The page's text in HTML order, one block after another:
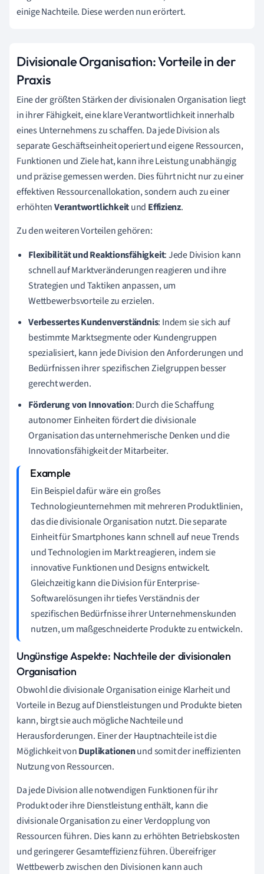
einige Nachteile. Diese werden nun erörtert.
Divisionale Organisation: Vorteile in der
Praxis
Eine der größten Stärken der divisionalen Organisation liegt
in ihrer Fähigkeit, eine klare Verantwortlichkeit innerhalb
eines Unternehmens zu schaffen. Da jede Division als
separate Geschäftseinheit operiert und eigene Ressourcen,
Funktionen und Ziele hat, kann ihre Leistung unabhängig
und präzise gemessen werden. Dies führt nicht nur zu einer
effektiven Ressourcenallokation, sondern auch zu einer
erhöhtenVerantwortlichkeitund Effizienz.
Zu den weiteren Vorteilen gehören:
Flexibilität und Reaktionsfähigkeit: Jede Division kann
schnell auf Marktveränderungen reagieren und ihre
Strategien und Taktiken anpassen, um
Wettbewerbsvorteile zu erzielen.
Verbessertes Kundenverständnis: Indem sie sich auf
bestimmte Marktsegmente oder Kundengruppen
spezialisiert, kann jede Division den Anforderungen und
Bedürfnissen ihrer spezifischen Zielgruppen besser
gerecht werden.
Förderung von Innovation: Durch die Schaffung
autonomer Einheiten fördert die divisionale
Organisation das unternehmerische Denken und die
Innovationsfähigkeit der Mitarbeiter.
Ein Beispiel dafür wäre ein großes
Technologieunternehmen mit mehreren Produktlinien,
das die divisionale Organisation nutzt. Die separate
Einheit für Smartphones kann schnell auf neue Trends
und Technologien im Markt reagieren, indem sie
innovative Funktionen und Designs entwickelt.
Gleichzeitig kann die Division für Enterprise-
Softwarelösungen ihr tiefes Verständnis der
spezifischen Bedürfnisse ihrer Unternehmenskunden
nutzen, um maßgeschneiderte Produkte zu entwickeln.
Ungünstige Aspekte: Nachteile der divisionalen
Organisation
Obwohl die divisionale Organisation einige Klarheit und
Vorteile in Bezug auf Dienstleistungen und Produkte bieten
kann, birgt sie auch mögliche Nachteile und
Herausforderungen. Einer der Hauptnachteile ist die
Möglichkeit vonDuplikationenund somit der ineffizienten
Nutzung von Ressourcen.
Da jede Division alle notwendigen Funktionen für ihr
Produkt oder ihre Dienstleistung enthält, kann die
divisionale Organisation zu einer Verdopplung von
Ressourcen führen. Dies kann zu erhöhten Betriebskosten
und geringerer Gesamteffizienz führen. Übereifriger
Wettbewerb zwischen den Divisionen kann auch